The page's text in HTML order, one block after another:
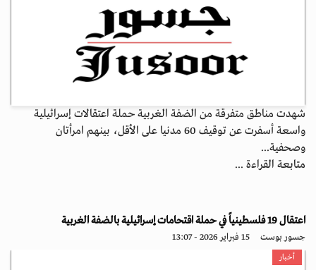
شهدت مناطق متفرقة من الضفة الغربية حملة اعتقالات إسرائيلية
واسعة أسفرت عن توقيف 60 مدنيا على الأقل، بينهم امرأتان
وصحفية...
متابعة القراءة ...
اعتقال 19 فلسطينياً في حملة اقتحامات إسرائيلية بالضفة الغربية
جسور بوست 15 فبراير 2026 - 13:07
أخبار